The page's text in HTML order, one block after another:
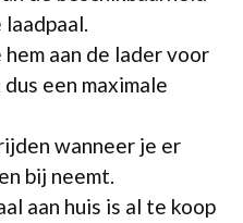
aan de lader voor
een maximale
wanneer je er
bij neemt.
aan huis is al te koop